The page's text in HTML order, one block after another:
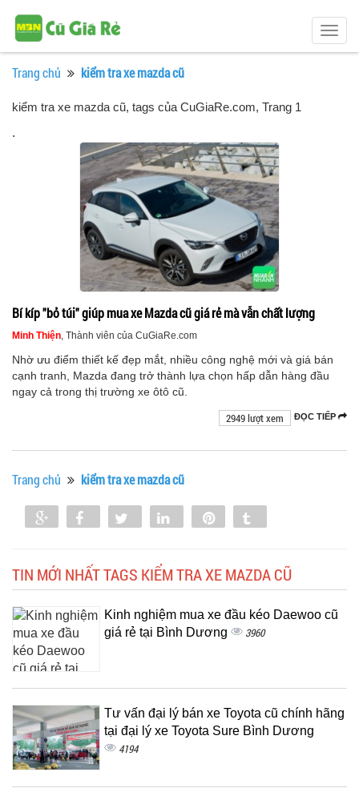
Trang chủ kiểm tra xe mazda cũ
kiểm tra xe mazda cũ, tags của CuGiaRe.com, Trang 1
.
Bí kíp "bỏ túi" giúp mua xe Mazda cũ giá rẻ mà vẫn chất lượng
Minh Thiện, Thành viên của CuGiaRe.com
Nhờ ưu điểm thiết kế đẹp mắt, nhiều công nghệ mới và giá bán
cạnh tranh, Mazda đang trở thành lựa chọn hấp dẫn hàng đầu
ngay cả trong thị trường xe ôtô cũ.
ĐỌC TIẾP
2949 lượt xem
Trang chủ kiểm tra xe mazda cũ
Share Share Tweet Share
TIN MỚI NHẤT TAGS KIỂM TRA XE MAZDA CŨ
Kinh nghiệm mua xe đầu kéo Daewoo cũ
giá rẻ tại Bình Dương
3960
Tư vấn đại lý bán xe Toyota cũ chính hãng
tại đại lý xe Toyota Sure Bình Dương
4194